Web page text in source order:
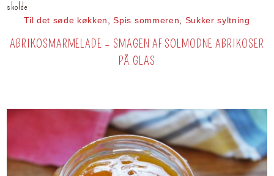
skolde
Til det søde køkken ,Spis sommeren, Sukker syltning
ABRIKOSMARMELADE – SMAGEN AF SOLMODNE ABRIKOSER
PÅ GLAS